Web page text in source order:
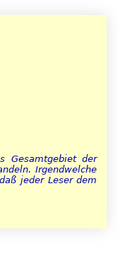
Gesamtgebiet der
Irgendwelche
jeder Leser dem